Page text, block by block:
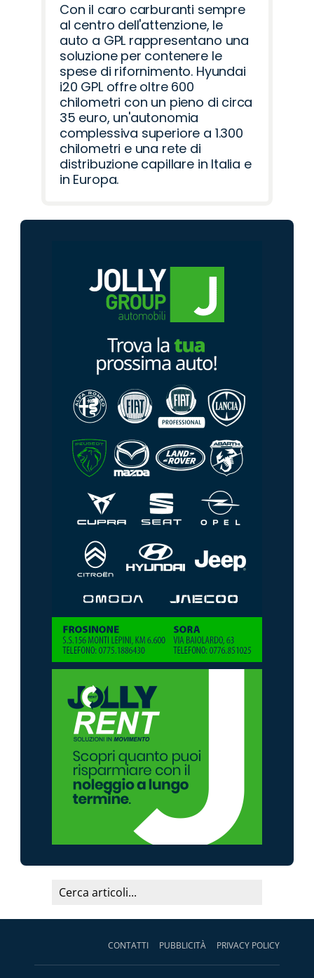
Con il caro carburanti sempre
al centro dell'attenzione, le
auto a GPL rappresentano una
soluzione per contenere le
spese di rifornimento. Hyundai
i20 GPL offre oltre 600
chilometri con un pieno di circa
35 euro, un'autonomia
complessiva superiore a 1.300
chilometri e una rete di
distribuzione capillare in Italia e
in Europa.
CONTATTI PUBBLICITÀ PRIVACY POLICY